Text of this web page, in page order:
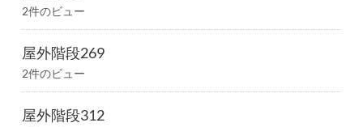
2件のビュー
屋外階段269
2件のビュー
屋外階段312